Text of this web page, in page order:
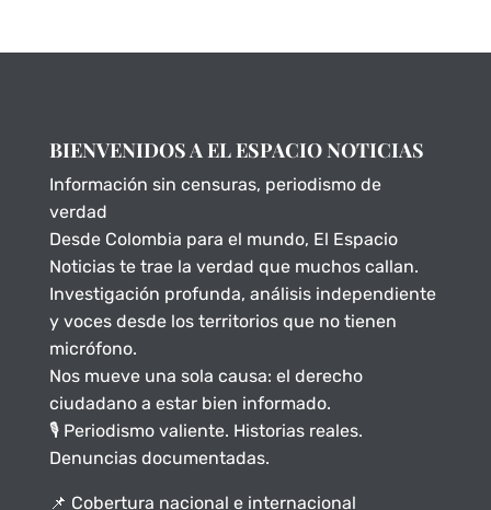
BIENVENIDOS A EL ESPACIO NOTICIAS
Información sin censuras, periodismo de
verdad
Desde Colombia para el mundo, El Espacio
Noticias te trae la verdad que muchos callan.
Investigación profunda, análisis independiente
y voces desde los territorios que no tienen
micrófono.
Nos mueve una sola causa: el derecho
ciudadano a estar bien informado.
🎙️ Periodismo valiente. Historias reales.
Denuncias documentadas.
📌 Cobertura nacional e internacional